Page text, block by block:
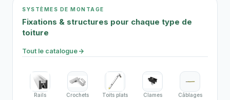
SYSTÈMES DE MONTAGE
Fixations & structures pour chaque type de
toiture
Tout le catalogue
Rails Crochets Toits plats Clames Câblages